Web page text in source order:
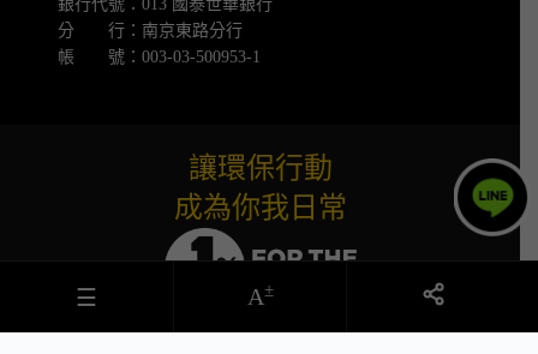
銀行代號：013 國泰世華銀行
分 行：南京東路分行
帳 號：003-03-500953-1
讓環保行動
成為你我日常
☰ A±